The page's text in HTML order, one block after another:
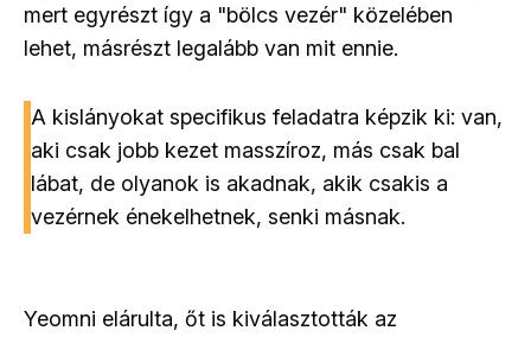
mert egyrészt így a "bölcs vezér" közelében
lehet, másrészt legalább van mit ennie.
A kislányokat specifikus feladatra képzik ki: van,
aki csak jobb kezet masszíroz, más csak bal
lábat, de olyanok is akadnak, akik csakis a
vezérnek énekelhetnek, senki másnak.
Yeomni elárulta, őt is kiválasztották az